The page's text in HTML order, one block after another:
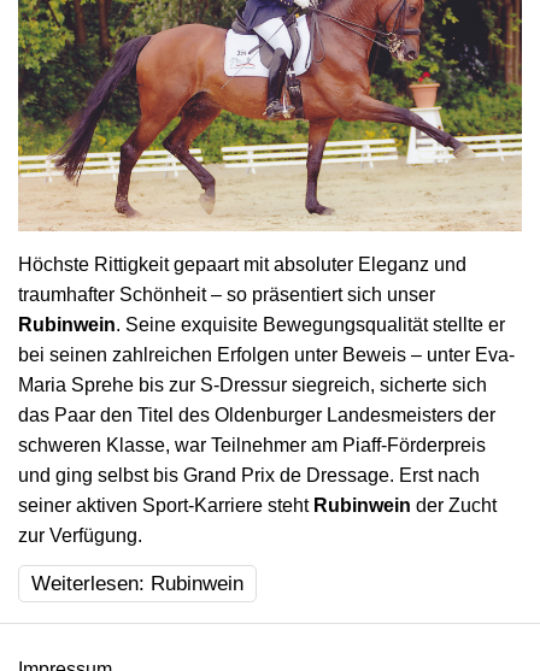
Höchste Rittigkeit gepaart mit absoluter Eleganz und
traumhafter Schönheit – so präsentiert sich unser
Rubinwein. Seine exquisite Bewegungsqualität stellte er
bei seinen zahlreichen Erfolgen unter Beweis – unter Eva-
Maria Sprehe bis zur S-Dressur siegreich, sicherte sich
das Paar den Titel des Oldenburger Landesmeisters der
schweren Klasse, war Teilnehmer am Piaff-Förderpreis
und ging selbst bis Grand Prix de Dressage. Erst nach
seiner aktiven Sport-Karriere steht Rubinwein der Zucht
zur Verfügung.
Weiterlesen: Rubinwein